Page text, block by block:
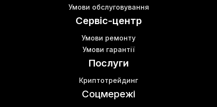
Умови обслуговування
Сервіс-центр
Умови ремонту
Умови гарантії
Послуги
Криптотрейдинг
Соцмережі